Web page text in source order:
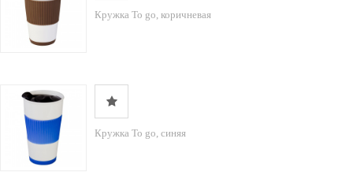
Кружка To go, коричневая
Кружка To go, синяя